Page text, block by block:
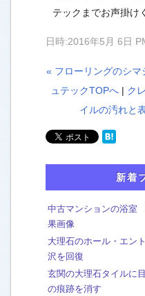
テックまでお声掛け
日時:2016年5月 6日
« フローリングのシマ
ュテックTOPへ| ク
イルの汚れと
新着
中古マンションの浴室
果画像
大理石のホール・エン
沢を回復
玄関の大理石タイルに
の痕跡を消す